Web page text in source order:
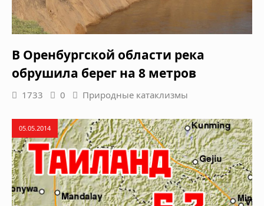
В Оренбургской области река
обрушила берег на 8 метров
1733 0 Природные катаклизмы
05.05.2014